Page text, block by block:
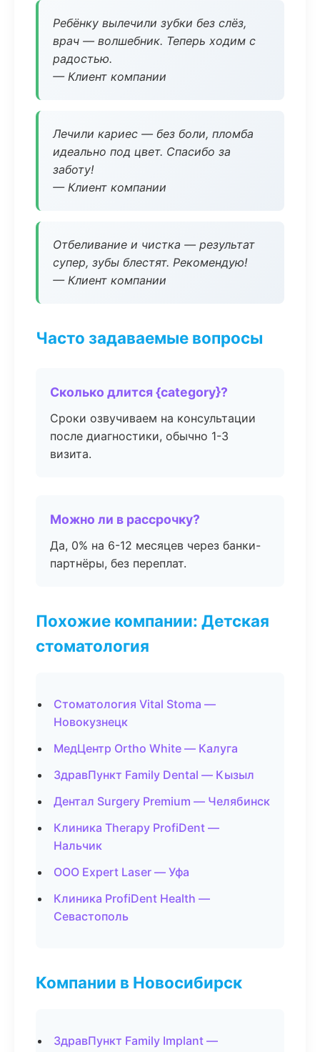
Ребёнку вылечили зубки без слёз,
врач — волшебник. Теперь ходим с
радостью.
— Клиент компании
Лечили кариес — без боли, пломба
идеально под цвет. Спасибо за
заботу!
— Клиент компании
Отбеливание и чистка — результат
супер, зубы блестят. Рекомендую!
— Клиент компании
Часто задаваемые вопросы
Сколько длится {category}?
Сроки озвучиваем на консультации
после диагностики, обычно 1-3
визита.
Можно ли в рассрочку?
Да, 0% на 6-12 месяцев через банки-
партнёры, без переплат.
Похожие компании: Детская
стоматология
Стоматология Vital Stoma —
Новокузнецк
МедЦентр Ortho White — Калуга
ЗдравПункт Family Dental — Кызыл
Дентал Surgery Premium — Челябинск
Клиника Therapy ProfiDent —
Нальчик
ООО Expert Laser — Уфа
Клиника ProfiDent Health —
Севастополь
Компании в Новосибирск
ЗдравПункт Family Implant —